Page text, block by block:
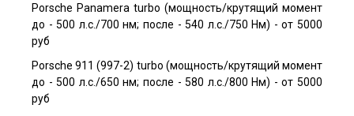
Porsche Panamera turbo (мощность/крутящий момент
до - 500 л.с./700 нм; после - 540 л.с./750 Нм) - от 5000
руб
Porsche 911 (997-2) turbo (мощность/крутящий момент
до - 500 л.с./650 нм; после - 580 л.с./800 Нм) - от 5000
руб